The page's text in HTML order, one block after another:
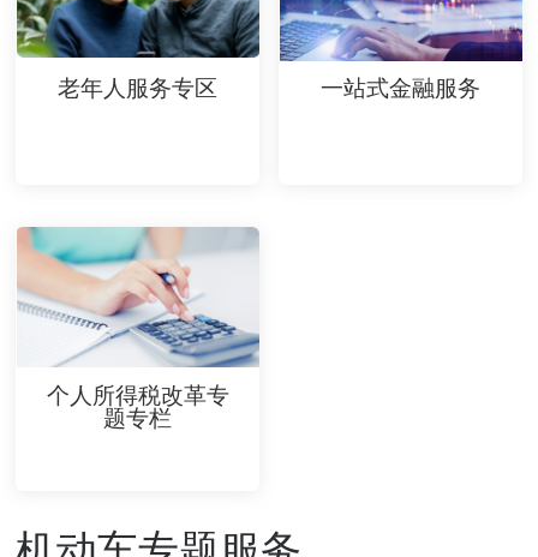
老年人服务专区 一站式金融服务
个人所得税改革专
题专栏